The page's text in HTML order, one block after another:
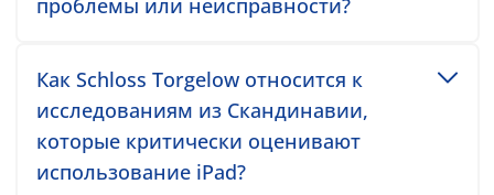
проблемы или неисправности?
Как Schloss Torgelow относится к
исследованиям из Скандинавии,
которые критически оценивают
использование iPad?
Toggle accordion item